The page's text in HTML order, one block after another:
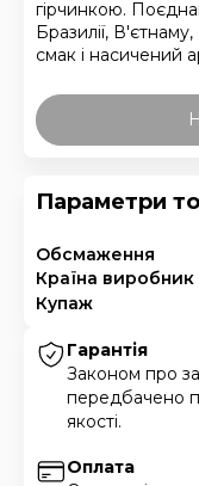
гірчинкою.
Бразилії,
смак і насичений
Параметри
Обсмаження
Країна виробник
Купаж
Гарантія
Законом про
передбачено
якості.
Оплата